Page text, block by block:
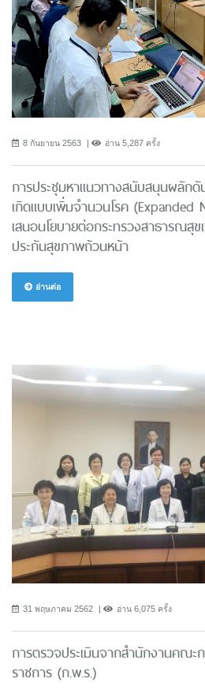
8 กันยายน 2563 อ่าน 5,287 ครั้ง
การประชุมหาแนวทางสนับสนุนผลัก
เกิดแบบเพิ่มจำนวนโรค (Expanded
เสนอนโยบายต่อกระทรวงสาธารณสุ
ประกันสุขภาพถ้วนหน้า
อ่านต่อ
31 พฤษภาคม 2562 อ่าน 6,075 ครั้ง
การตรวจประเมินจากสำนักงานคณ
ราชการ (ก.พ.ร.)